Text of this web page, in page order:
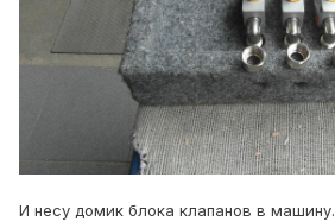
И несу домик блока клапанов в машину.